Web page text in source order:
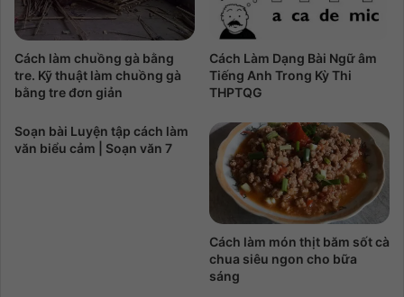
Cách làm chuồng gà bằng
tre. Kỹ thuật làm chuồng gà
bằng tre đơn giản
Cách Làm Dạng Bài Ngữ âm
Tiếng Anh Trong Kỳ Thi
THPTQG
Soạn bài Luyện tập cách làm
văn biểu cảm | Soạn văn 7
Cách làm món thịt băm sốt cà
chua siêu ngon cho bữa
sáng